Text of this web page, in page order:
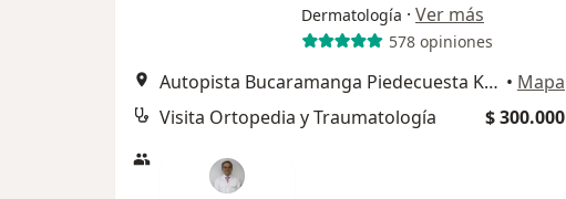
Dermatología · Ver más
578 opiniones
Autopista Bucaramanga Piedecuesta KM 7 Valle de Menzuli, Piedecuesta • Mapa
Visita Ortopedia y Traumatología
$ 300.000